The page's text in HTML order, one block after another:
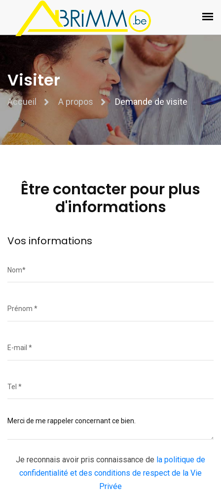
Visiter
Accueil A propos Demande de visite
Être contacter pour plus
d'informations
Vos informations
Je reconnais avoir pris connaissance de la politique de
confidentialité et des conditions de respect de la Vie
Privée